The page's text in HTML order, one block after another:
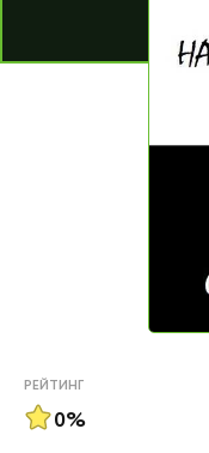
РЕЙТИНГ
0%